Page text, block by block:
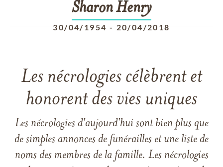
SharonHenry
30/04/1954 - 20/04/2018
Les nécrologies célèbrent et
honorent des vies uniques
Les nécrologies d'aujourd'hui sont bien plus que
de simples annonces de funérailles et une liste de
noms des membres de la famille. Les nécrologies